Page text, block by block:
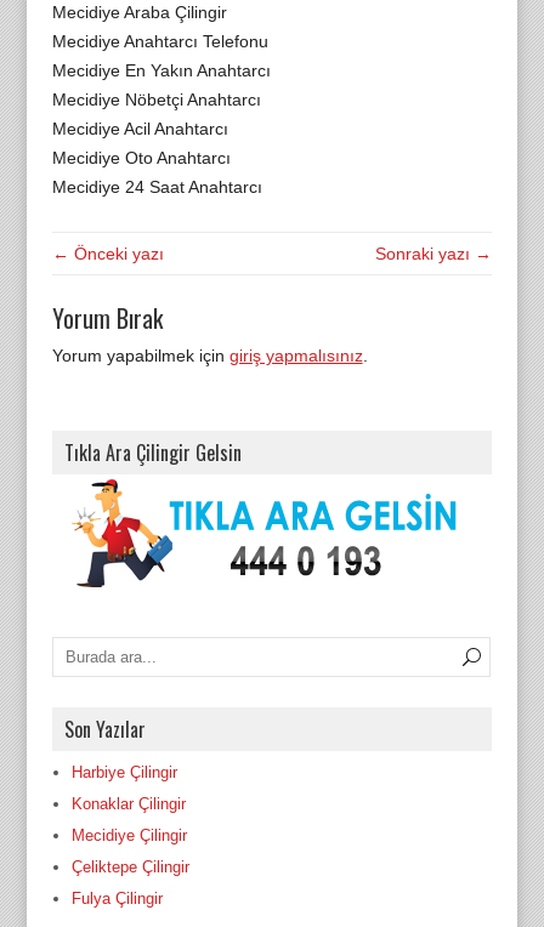
Mecidiye Araba Çilingir
Mecidiye Anahtarcı Telefonu
Mecidiye En Yakın Anahtarcı
Mecidiye Nöbetçi Anahtarcı
Mecidiye Acil Anahtarcı
Mecidiye Oto Anahtarcı
Mecidiye 24 Saat Anahtarcı
← Önceki yazı Sonraki yazı →
Yorum Bırak
Yorum yapabilmek için giriş yapmalısınız.
Tıkla Ara Çilingir Gelsin
Son Yazılar
Harbiye Çilingir
Konaklar Çilingir
Mecidiye Çilingir
Çeliktepe Çilingir
Fulya Çilingir